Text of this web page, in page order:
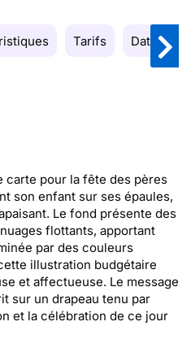
Tarifs Date de
pour la fête des pères
son enfant sur ses épaules,
Le fond présente des
flottants, apportant
par des couleurs
illustration budgétaire
et affectueuse. Le message
sur un drapeau tenu par
et la célébration de ce jour